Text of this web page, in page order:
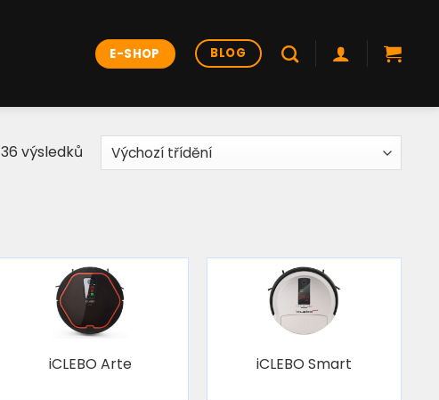
E-SHOP BLOG
výsledků
iCLEBO Arte iCLEBO Smart